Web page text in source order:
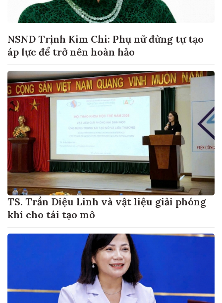
NSND Trịnh Kim Chi: Phụ nữ đừng tự tạo
áp lực để trở nên hoàn hảo
TS. Trần Diệu Linh và vật liệu giải phóng
khí cho tái tạo mô